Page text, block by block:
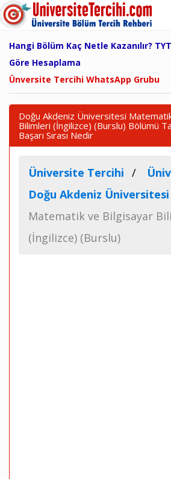
Hangi Bölüm Kaç Netle Kazanılır?
Göre Hesaplama
Ünversite Tercihi WhatsApp Grubu
Doğu Akdeniz Üniversitesi
Bilimleri (İngilizce) (Burslu) Bölümü
Başarı Sırası Nedir
Üniversite Tercihi
Doğu Akdeniz Üniversitesi
Matematik ve Bilgisayar
(İngilizce) (Burslu)